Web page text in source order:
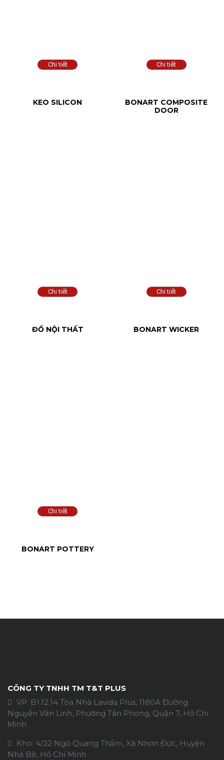
KEO SILICON
BONART COMPOSITE
DOOR
ĐỒ NỘI THẤT BONART WICKER
BONART POTTERY
CÔNG TY TNHH TM T&T PLUS
VP: B1.12.14 Tòa Nhà Lavida Plus, 1180A Đường
Nguyễn Văn Linh, Phường Tân Phong, Quận 7, Hồ Chí
Minh
Kho: 4/22 Ngô Quang Thắm, Xã Nhơn Đức, Huyện
Nhà Bè, Hồ Chí Minh